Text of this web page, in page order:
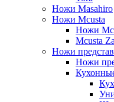
Ножи Masahiro
Ножи Mcusta
Ножи
Mcusta
Ножи
Ножи